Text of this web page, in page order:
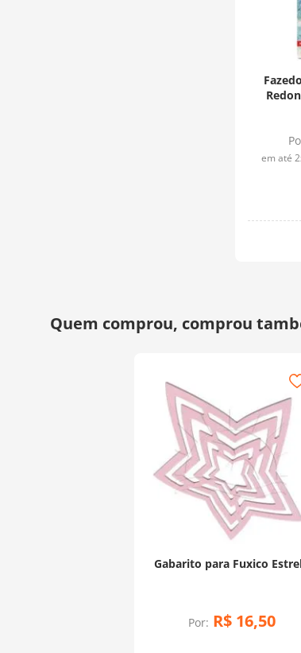
em até 2
Gabarito para Fuxico
Por: R$ 16,50